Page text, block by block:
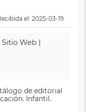
el: 2025-03-19
Sitio Web |
de editorial
Infantil.